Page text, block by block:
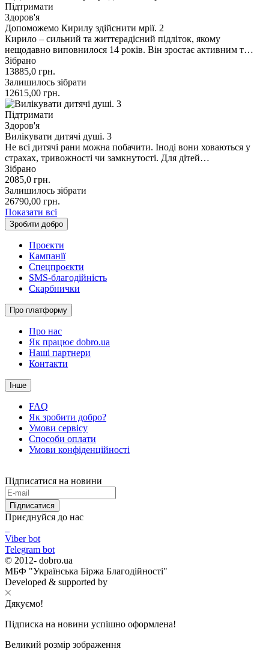
Підтримати
Здоров'я
Допоможемо Кирилу здійснити мрії. 2
Кирило – сильний та життєрадісний підліток, якому
нещодавно виповнилося 14 років. Він зростає активним т…
Зібрано
13885,0 грн.
Залишилось зібрати
12615,00 грн.
Підтримати
Здоров'я
Вилікувати дитячі душі. 3
Не всі дитячі рани можна побачити. Іноді вони ховаються у
страхах, тривожності чи замкнутості. Для дітей…
Зібрано
2085,0 грн.
Залишилось зібрати
26790,00 грн.
Показати всі
Зробити добро
Проєкти
Кампанії
Спецпроєкти
SMS-благодійність
Скарбнички
Про платформу
Про нас
Як працює dobro.ua
Наші партнери
Контакти
Інше
FAQ
Як зробити добро?
Умови сервісу
Способи оплати
Умови конфіденційності
Підписатися на новини
Підписатися
Приєднуйся до нас
Viber bot
Telegram bot
© 2012- dobro.ua
МБФ "Українська Біржа Благодійності"
Developed & supported by
Дякуємо!
Підписка на новини успішно оформлена!
Великий розмір зображення